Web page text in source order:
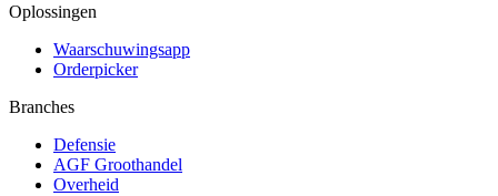
Oplossingen
Waarschuwingsapp
Orderpicker
Branches
Defensie
AGF Groothandel
Overheid